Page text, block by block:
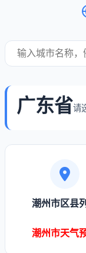
广东省请
潮州市区县
潮州市天气